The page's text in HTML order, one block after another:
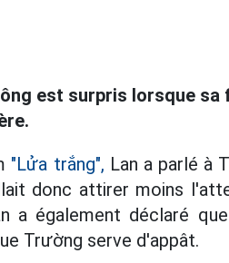
est surpris lorsque
"Lửa trắng", Lan a parlé à
donc attirer moins
a également déclaré
Trường serve d'appât.